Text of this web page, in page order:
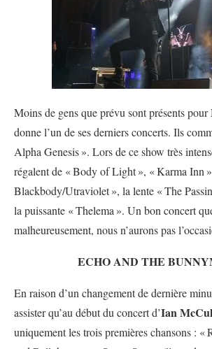
Moins de gens que prévu sont présents pour
donne l’un de ses derniers concerts. Ils
Alpha Genesis». Lors de ce show très
régalent de «Body of Light», «Karma Inn
Blackbody/Utraviolet», la lente «The
la puissante «Thelema ». Un bon concert
malheureusement, nous n’aurons pas
ECHO AND THE
En raison d’un changement de dernière
assister qu’au début du concert d’Ian
uniquement les trois premières chansons : «